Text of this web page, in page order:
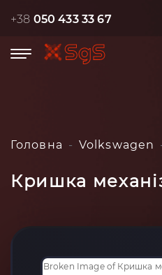
+38 050 433 33 67
Головна Volkswagen
Кришка